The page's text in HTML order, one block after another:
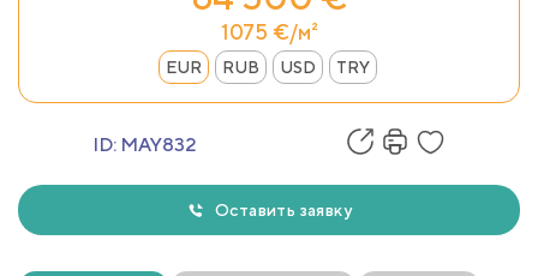
1075 €/м²
EUR RUB USD TRY
ID: MAY832
Оставить заявку